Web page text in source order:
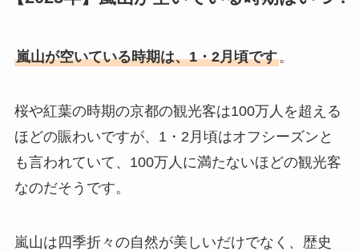
嵐山が空いている時期は、1・2月頃です。
桜や紅葉の時期の京都の観光客は100万人を超える
ほどの賑わいですが、1・2月頃はオフシーズンと
も言われていて、100万人に満たないほどの観光客
なのだそうです。
嵐山は四季折々の自然が美しいだけでなく、歴史